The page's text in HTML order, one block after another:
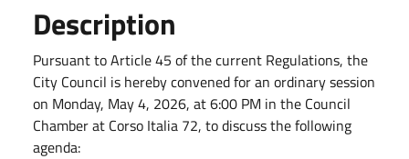
Description
Pursuant to Article 45 of the current Regulations, the
City Council is hereby convened for an ordinary session
on Monday, May 4, 2026, at 6:00 PM in the Council
Chamber at Corso Italia 72, to discuss the following
agenda: